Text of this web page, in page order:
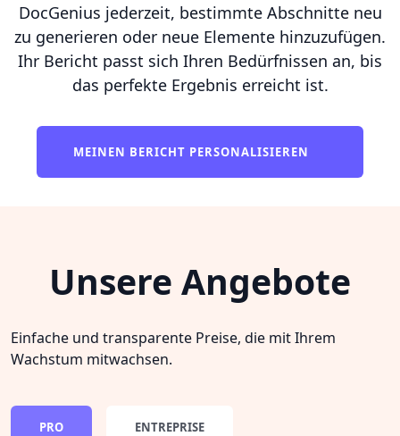
DocGenius jederzeit, bestimmte Abschnitte neu
zu generieren oder neue Elemente hinzuzufügen.
Ihr Bericht passt sich Ihren Bedürfnissen an, bis
das perfekte Ergebnis erreicht ist.
MEINEN BERICHT PERSONALISIEREN
Unsere Angebote
Einfache und transparente Preise, die mit Ihrem
Wachstum mitwachsen.
PRO ENTREPRISE